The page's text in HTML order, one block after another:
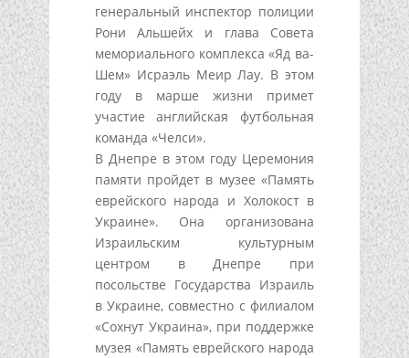
генеральный инспектор полиции
Рони Альшейх и глава Совета
мемориального комплекса «Яд ва-
Шем» Исраэль Меир Лау. В этом
году в марше жизни примет
участие английская футбольная
команда «Челси».
В Днепре в этом году Церемония
памяти пройдет в музее «Память
еврейского народа и Холокост в
Украине». Она организована
Израильским культурным
центром в Днепре при
посольстве Государства Израиль
в Украине, совместно с филиалом
«Сохнут Украина», при поддержке
музея «Память еврейского народа